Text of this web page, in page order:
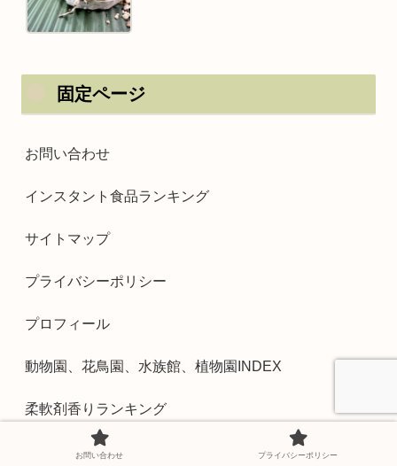
固定ページ
お問い合わせ
インスタント食品ランキング
サイトマップ
プライバシーポリシー
プロフィール
動物園、花鳥園、水族館、植物園INDEX
柔軟剤香りランキング
道の駅INDEX
お問い合わせ プライバシーポリシー